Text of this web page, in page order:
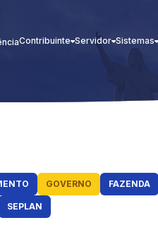
Contribuinte Servidor Sistemas
GOVERNO FAZENDA
SEPLAN